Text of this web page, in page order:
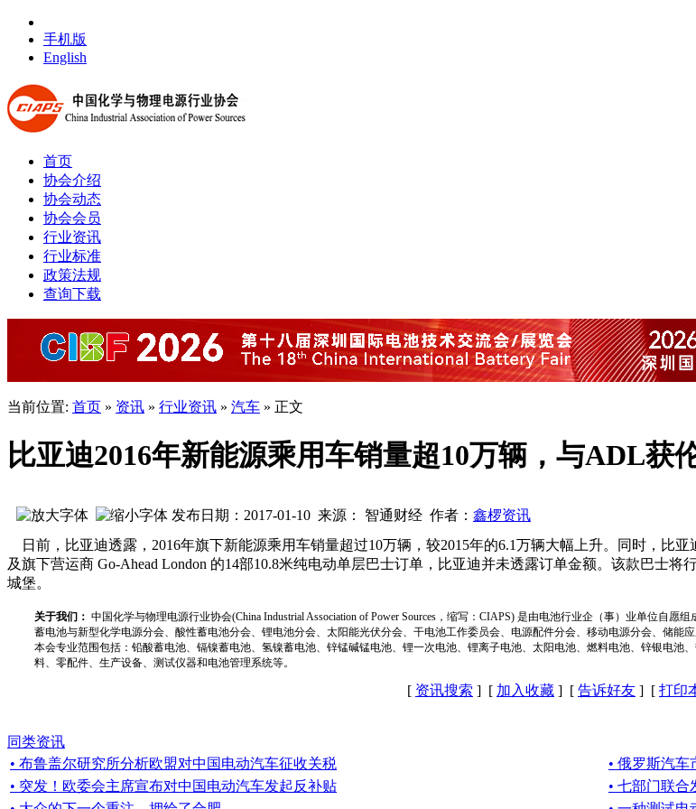
手机版
English
首页
协会介绍
协会动态
协会会员
行业资讯
行业标准
政策法规
查询下载
当前位置: 首页 » 资讯 » 行业资讯 » 汽车 » 正文
比亚迪2016年新能源乘用车销量超10万辆，与ADL获
发布日期：2017-01-10 来源： 智通财经 作者： 鑫椤资讯
日前，比亚迪透露，2016年旗下新能源乘用车销量超过10万辆，较2015年的6.1万辆大幅上升。同时，比
及旗下营运商 Go-Ahead London 的14部10.8米纯电动单层巴士订单，比亚迪并未透露订单金额。该款巴士
城堡。
关于我们： 中国化学与物理电源行业协会(China Industrial Association of Power Sources，缩写：CIAPS) 是由电池行业企（事）业单位自
蓄电池与新型化学电源分会、酸性蓄电池分会、锂电池分会、太阳能光伏分会、干电池工作委员会、电源配件分会、移动电源分会、储能
本会专业范围包括：铅酸蓄电池、镉镍蓄电池、氢镍蓄电池、锌锰碱锰电池、锂一次电池、锂离子电池、太阳电池、燃料电池、锌银电
料、零配件、生产设备、测试仪器和电池管理系统等。
[ 资讯搜索 ] [ 加入收藏 ] [ 告诉好友 ] [ 打印
同类资讯
• 布鲁盖尔研究所分析欧盟对中国电动汽车征收关税
• 俄罗斯汽车
• 突发！欧委会主席宣布对中国电动汽车发起反补贴
• 七部门联合